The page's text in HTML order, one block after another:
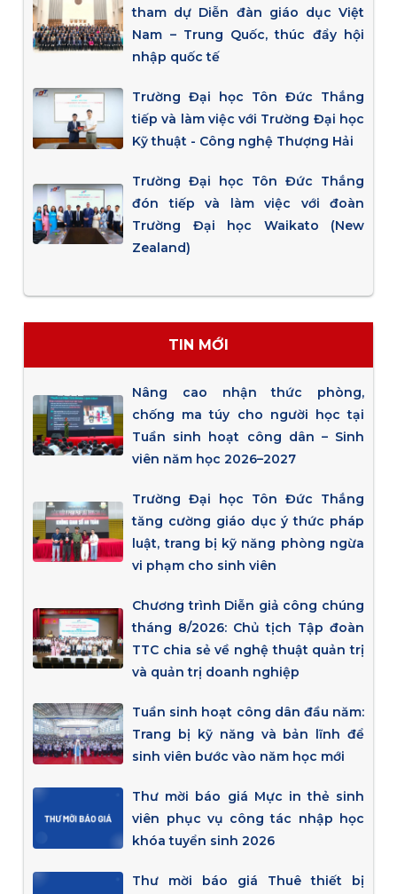
tham dự Diễn đàn giáo dục Việt
Nam – Trung Quốc, thúc đẩy hội
nhập quốc tế
Trường Đại học Tôn Đức Thắng
tiếp và làm việc với Trường Đại học
Kỹ thuật - Công nghệ Thượng Hải
Trường Đại học Tôn Đức Thắng
đón tiếp và làm việc với đoàn
Trường Đại học Waikato (New
Zealand)
TIN MỚI
Nâng cao nhận thức phòng,
chống ma túy cho người học tại
Tuần sinh hoạt công dân – Sinh
viên năm học 2026–2027
Trường Đại học Tôn Đức Thắng
tăng cường giáo dục ý thức pháp
luật, trang bị kỹ năng phòng ngừa
vi phạm cho sinh viên
Chương trình Diễn giả công chúng
tháng 8/2026: Chủ tịch Tập đoàn
TTC chia sẻ về nghệ thuật quản trị
và quản trị doanh nghiệp
Tuần sinh hoạt công dân đầu năm:
Trang bị kỹ năng và bản lĩnh để
sinh viên bước vào năm học mới
Thư mời báo giá Mực in thẻ sinh
viên phục vụ công tác nhập học
khóa tuyển sinh 2026
Thư mời báo giá Thuê thiết bị